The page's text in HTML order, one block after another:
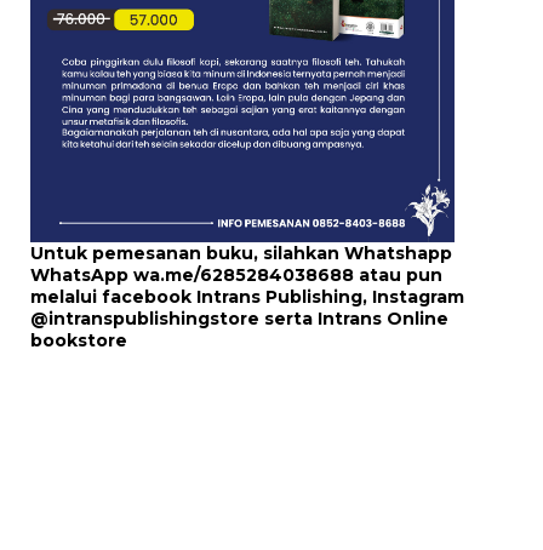
Untuk pemesanan buku, silahkan Whatshapp
WhatsApp wa.me/6285284038688 atau pun
melalui facebook Intrans Publishing, Instagram
@intranspublishingstore serta Intrans Online
bookstore